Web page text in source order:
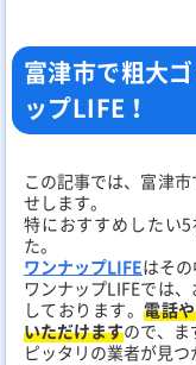
富津市で粗大
ップLIFE！
この記事では、富津
せします。
特におすすめしたい
た。
ワンナップLIFEはその
ワンナップLIFEでは
しております。電話
いただけますので、ま
ピッタリの業者が見つ